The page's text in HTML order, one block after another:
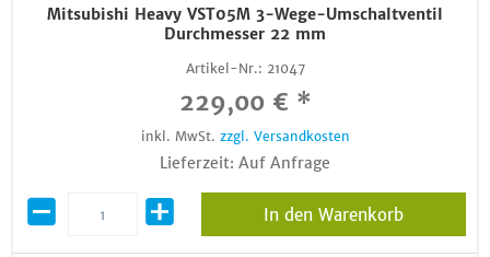
Mitsubishi Heavy VST05M 3-Wege-Umschaltventil
Durchmesser 22 mm
Artikel-Nr.: 21047
229,00 € *
inkl. MwSt. zzgl. Versandkosten
Lieferzeit: Auf Anfrage
In den Warenkorb